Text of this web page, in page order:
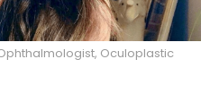
Oculoplastic